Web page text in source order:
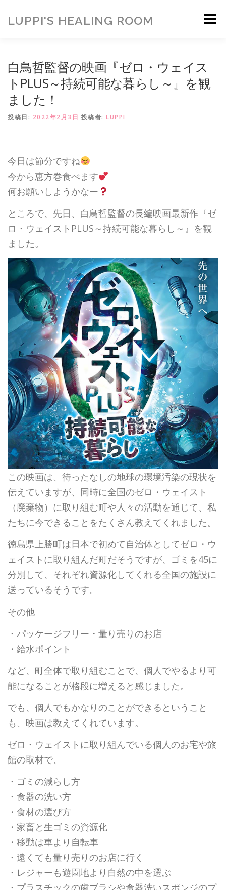
LUPPI'S HEALING ROOM メニュー
ヒーリング雑貨
白鳥哲監督の映画『ゼロ・ウェイス
トPLUS～持続可能な暮らし～』を観
ました！
投稿日: 2022年2月3日 投稿者: LUPPI
今日は節分ですね
今から恵方巻食べます
何お願いしようかなー
ところで、先日、白鳥哲監督の長編映画最新作『ゼ
ロ・ウェイストPLUS～持続可能な暮らし～』を観
ました。
この映画は、待ったなしの地球の環境汚染の現状を
伝えていますが、同時に全国のゼロ・ウェイスト
（廃棄物）に取り組む町や人々の活動を通じて、私
たちに今できることをたくさん教えてくれました。
徳島県上勝町は日本で初めて自治体としてゼロ・ウ
ェイストに取り組んだ町だそうですが、ゴミを45に
分別して、それぞれ資源化してくれる全国の施設に
送っているそうです。
その他
・パッケージフリー・量り売りのお店
・給水ポイント
など、町全体で取り組むことで、個人でやるより可
能になることが格段に増えると感じました。
でも、個人でもかなりのことができるということ
も、映画は教えてくれています。
ゼロ・ウェイストに取り組んでいる個人のお宅や旅
館の取材で、
・ゴミの減らし方
・食器の洗い方
・食材の選び方
・家畜と生ゴミの資源化
・移動は車より自転車
・遠くても量り売りのお店に行く
・レジャーも遊園地より自然の中を選ぶ
・プラスチックの歯ブラシや食器洗いスポンジのプ